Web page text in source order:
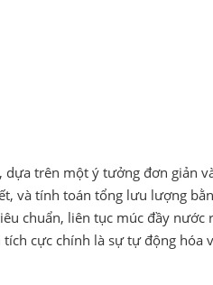
trên một ý tưởng đơn giản
và tính toán tổng lưu lượng
chuẩn, liên tục múc đầy nước
cực chính là sự tự động hóa